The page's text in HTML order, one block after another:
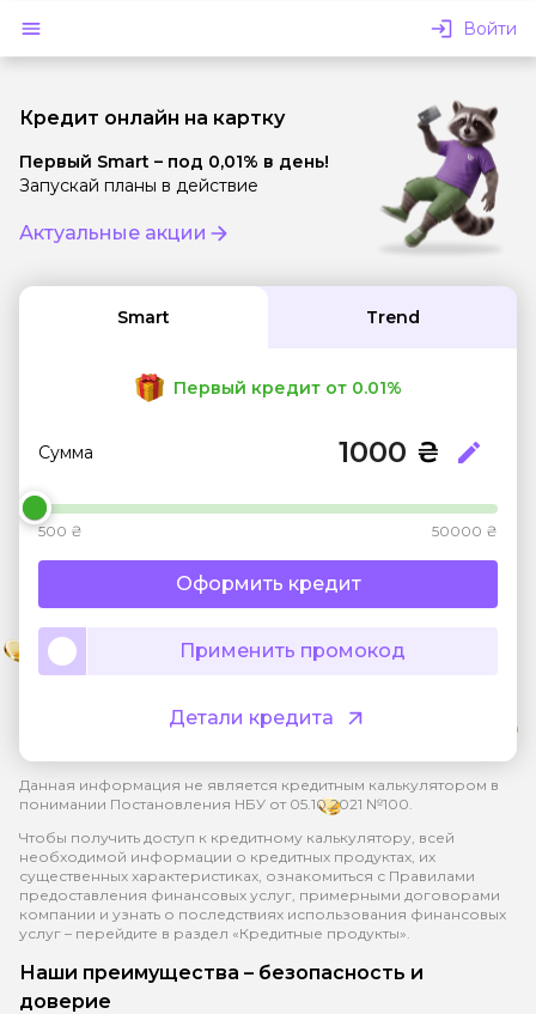
Войти
Кредит онлайн на картку
Первый Smart – под 0,01% в день!
Запускай планы в действие
Актуальные акции
Smart Trend
Первый кредит от 0.01%
Сумма ₴ edit
500 ₴ 50000 ₴
Оформить кредит
Применить промокод
Детали кредита
Данная информация не является кредитным калькулятором в
понимании Постановления НБУ от 05.10.2021 №100.
Чтобы получить доступ к кредитному калькулятору, всей
необходимой информации о кредитных продуктах, их
существенных характеристиках, ознакомиться с Правилами
предоставления финансовых услуг, примерными договорами
компании и узнать о последствиях использования финансовых
услуг – перейдите в раздел «Кредитные продукты».
Наши преимущества – безопасность и
доверие